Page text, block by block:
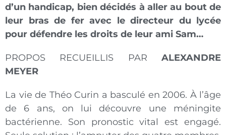
d’un handicap, bien décidés à aller au bout de
leur bras de fer avec le directeur du lycée
pour défendre les droits de leur ami Sam…
PROPOS RECUEILLIS PAR ALEXANDRE
MEYER
La vie de Théo Curin a basculé en 2006. À l’âge
de 6 ans, on lui découvre une méningite
bactérienne. Son pronostic vital est engagé.